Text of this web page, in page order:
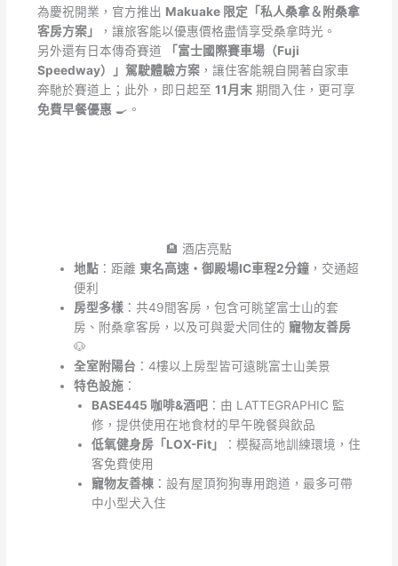
為慶祝開業，官方推出 Makuake 限定「私人桑拿＆附桑拿
客房方案」
，讓旅客能以優惠價格盡情享受桑拿時光。
另外還有日本傳奇賽道
「富士國際賽車場（Fuji
Speedway）」駕駛體驗方案，讓住客能親自開著自家車
奔馳於賽道上；此外，即日起至 11月末期間入住，更可享
免費早餐優惠 🍳。
🏨 酒店亮點
地點：距離 東名高速・御殿場IC車程2分鐘，交通超
便利
房型多樣：共49間客房，包含可眺望富士山的套
房、附桑拿客房，以及可與愛犬同住的 寵物友善房
🐶
全室附陽台 ：4樓以上房型皆可遠眺富士山美景
特色設施：
BASE445 咖啡&酒吧 ：由 LATTEGRAPHIC 監
修，提供使用在地食材的早午晚餐與飲品
低氧健身房「LOX-Fit」
：模擬高地訓練環境，住
客免費使用
寵物友善棟 ：設有屋頂狗狗專用跑道，最多可帶
中小型犬入住